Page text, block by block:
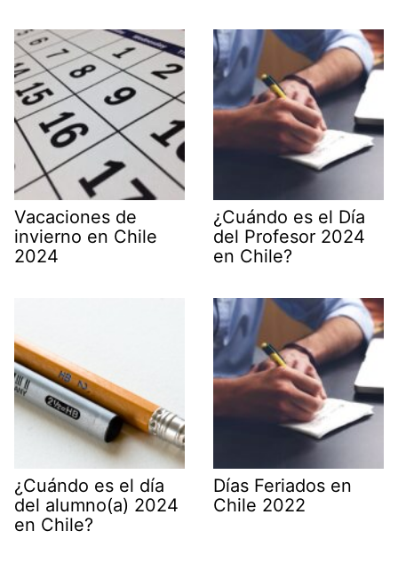
Vacaciones de
invierno en Chile
2024
¿Cuándo es el Día
del Profesor 2024
en Chile?
¿Cuándo es el día
del alumno(a) 2024
en Chile?
Días Feriados en
Chile 2022